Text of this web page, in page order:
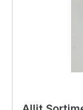
schützen
°C/122 °F